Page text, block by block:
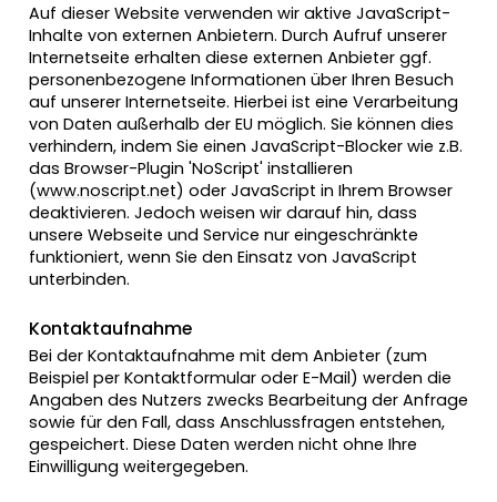
Auf dieser Website verwenden wir aktive JavaScript-
Inhalte von externen Anbietern. Durch Aufruf unserer
Internetseite erhalten diese externen Anbieter ggf.
personenbezogene Informationen über Ihren Besuch
auf unserer Internetseite. Hierbei ist eine Verarbeitung
von Daten außerhalb der EU möglich. Sie können dies
verhindern, indem Sie einen JavaScript-Blocker wie z.B.
das Browser-Plugin 'NoScript' installieren
(www.noscript.net) oder JavaScript in Ihrem Browser
deaktivieren. Jedoch weisen wir darauf hin, dass
unsere Webseite und Service nur eingeschränkte
funktioniert, wenn Sie den Einsatz von JavaScript
unterbinden.
Kontaktaufnahme
Bei der Kontaktaufnahme mit dem Anbieter (zum
Beispiel per Kontaktformular oder E-Mail) werden die
Angaben des Nutzers zwecks Bearbeitung der Anfrage
sowie für den Fall, dass Anschlussfragen entstehen,
gespeichert. Diese Daten werden nicht ohne Ihre
Einwilligung weitergegeben.